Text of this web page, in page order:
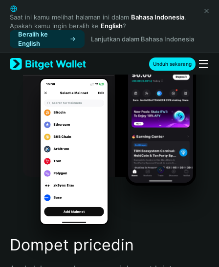
English
日本語
Tiếng Việt
Русский
Español (Latinoamérica)
Türkçe
Italiano
Português (Portugal)
Bahasa Indonesia
Português (Brasil)
Español (Argentina)
Saat ini kamu melihat halaman ini dalam Bahasa Indonesia.
Apakah kamu ingin beralih ke English?
Beralih ke
English
Lanjutkan dalam Bahasa Indonesia
Unduh sekarang
Dompet pricedin